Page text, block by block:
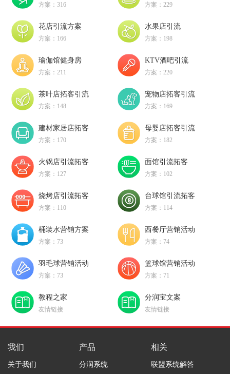
方案：316 方案：229
花店引流方案
方案：166
水果店引流
方案：198
瑜伽馆健身房
方案：211
KTV酒吧引流
方案：220
茶叶店拓客引流
方案：148
宠物店拓客引流
方案：169
建材家居店拓客
方案：170
母婴店拓客引流
方案：182
火锅店引流拓客
方案：127
面馆引流拓客
方案：102
烧烤店引流拓客
方案：110
台球馆引流拓客
方案：114
桶装水营销方案
方案：73
西餐厅营销活动
方案：74
羽毛球营销活动
方案：73
篮球馆营销活动
方案：71
教程之家
友情链接
分润宝文案
友情链接
我们
关于我们
产品
分润系统
相关
联盟系统解答